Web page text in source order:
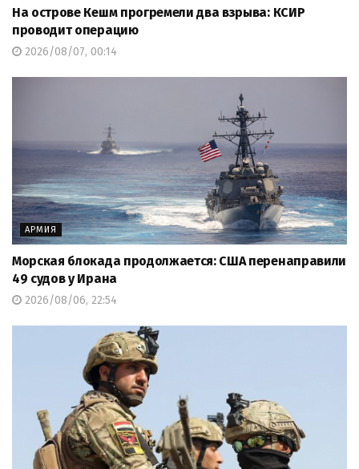
На острове Кешм прогремели два взрыва: КСИР
проводит операцию
2026/08/07, 00:14
АРМИЯ
Морская блокада продолжается: США перенаправили
49 судов у Ирана
2026/08/06, 22:54